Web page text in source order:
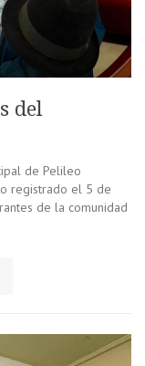
del
de Pelileo
registrado el 5 de
de la comunidad